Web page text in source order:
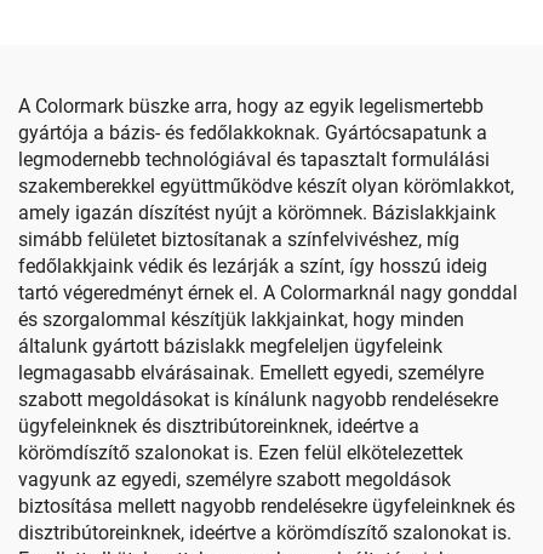
A Colormark büszke arra, hogy az egyik legelismertebb
gyártója a bázis- és fedőlakkoknak. Gyártócsapatunk a
legmodernebb technológiával és tapasztalt formulálási
szakemberekkel együttműködve készít olyan körömlakkot,
amely igazán díszítést nyújt a körömnek. Bázislakkjaink
simább felületet biztosítanak a színfelvivéshez, míg
fedőlakkjaink védik és lezárják a színt, így hosszú ideig
tartó végeredményt érnek el. A Colormarknál nagy gonddal
és szorgalommal készítjük lakkjainkat, hogy minden
általunk gyártott bázislakk megfeleljen ügyfeleink
legmagasabb elvárásainak. Emellett egyedi, személyre
szabott megoldásokat is kínálunk nagyobb rendelésekre
ügyfeleinknek és disztribútoreinknek, ideértve a
körömdíszítő szalonokat is. Ezen felül elkötelezettek
vagyunk az egyedi, személyre szabott megoldások
biztosítása mellett nagyobb rendelésekre ügyfeleinknek és
disztribútoreinknek, ideértve a körömdíszítő szalonokat is.